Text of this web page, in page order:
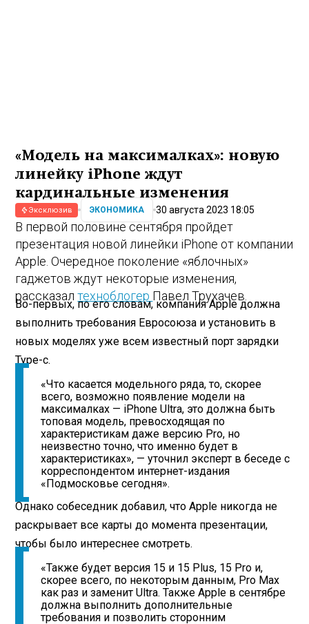
«Модель на максималках»: новую
линейку iPhone ждут
кардинальные изменения
Эксклюзив ЭКОНОМИКА 30 августа 2023 18:05
В первой половине сентября пройдет
презентация новой линейки iPhone от компании
Apple. Очередное поколение «яблочных»
гаджетов ждут некоторые изменения,
рассказалтехноблогер Павел Трухачев.
Во-первых, по его словам, компания Apple должна
выполнить требования Евросоюза и установить в
новых моделях уже всем известный порт зарядки
Type-c.
«Что касается модельного ряда, то, скорее
всего, возможно появление модели на
максималках — iPhone Ultra, это должна быть
топовая модель, превосходящая по
характеристикам даже версию Pro, но
неизвестно точно, что именно будет в
характеристиках», — уточнил эксперт в беседе с
корреспондентом интернет-издания
«Подмосковье сегодня».
Однако собеседник добавил, что Apple никогда не
раскрывает все карты до момента презентации,
чтобы было интереснее смотреть.
«Также будет версия 15 и 15 Plus, 15 Pro и,
скорее всего, по некоторым данным, Pro Max
как раз и заменит Ultra. Также Apple в сентябре
должна выполнить дополнительные
требования и позволить сторонним